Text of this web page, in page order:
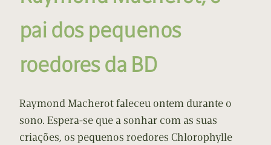
pai dos pequenos
roedores da BD
Raymond Macherot faleceu ontem durante o
sono. Espera-se que a sonhar com as suas
criações, os pequenos roedores Chlorophylle